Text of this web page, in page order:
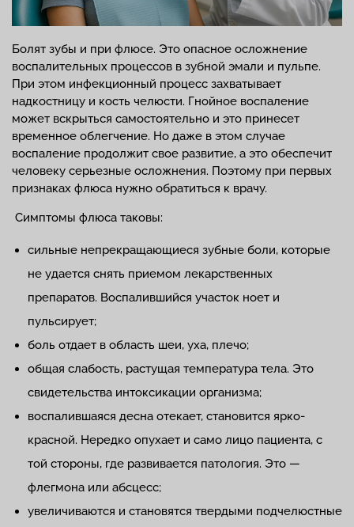
Болят зубы и при флюсе. Это опасное осложнение
воспалительных процессов в зубной эмали и пульпе.
При этом инфекционный процесс захватывает
надкостницу и кость челюсти. Гнойное воспаление
может вскрыться самостоятельно и это принесет
временное облегчение. Но даже в этом случае
воспаление продолжит свое развитие, а это обеспечит
человеку серьезные осложнения. Поэтому при первых
признаках флюса нужно обратиться к врачу.
Симптомы флюса таковы:
сильные непрекращающиеся зубные боли, которые
не удается снять приемом лекарственных
препаратов. Воспалившийся участок ноет и
пульсирует;
боль отдает в область шеи, уха, плечо;
общая слабость, растущая температура тела. Это
свидетельства интоксикации организма;
воспалившаяся десна отекает, становится ярко-
красной. Нередко опухает и само лицо пациента, с
той стороны, где развивается патология. Это —
флегмона или абсцесс;
увеличиваются и становятся твердыми подчелюстные